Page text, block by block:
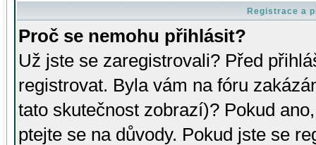
Registrace a
Proč se nemohu přihlásit?
Už jste se zaregistrovali? Před
registrovat. Byla vám na fóru
tato skutečnost zobrazí)? Pokud
ptejte se na důvody. Pokud jste se